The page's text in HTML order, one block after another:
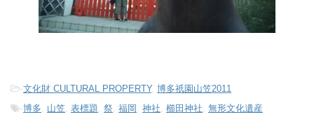
-文化財 CULTURAL PROPERTY, 博多祇園山笠2011
-博多 山笠 表標題 祭 福岡 神社 櫛田神社 無形文化遺産